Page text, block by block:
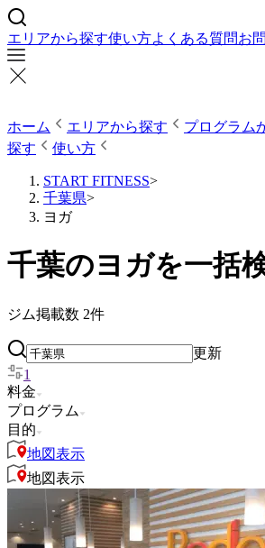
エリアから探す使い方よくある質問お
ホーム エリアから探す プログラム
探す
使い方
START FITNESS>
千葉県>
ヨガ
千葉のヨガを一括
ジム掲載数 2件
更新
1
料金
プログラム
目的
地図表示
地図表示